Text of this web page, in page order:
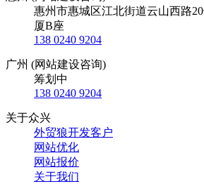
惠州市惠城区江北街道云山西路
厦B座
138 0240 9204
广州 (网站建设咨询)
筹划中
138 0240 9204
关于众兴
外贸狼开发客户
网站优化
网站报价
关于我们